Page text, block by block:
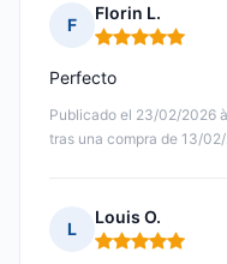
F
Florin L.
Nota: 5 de 5
Publicado el 23/02/2026
tras una compra de 13/
Perfecto
L
Louis O.
Nota: 5 de 5